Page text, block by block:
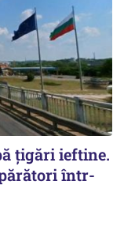
țigări ieftine.
într-